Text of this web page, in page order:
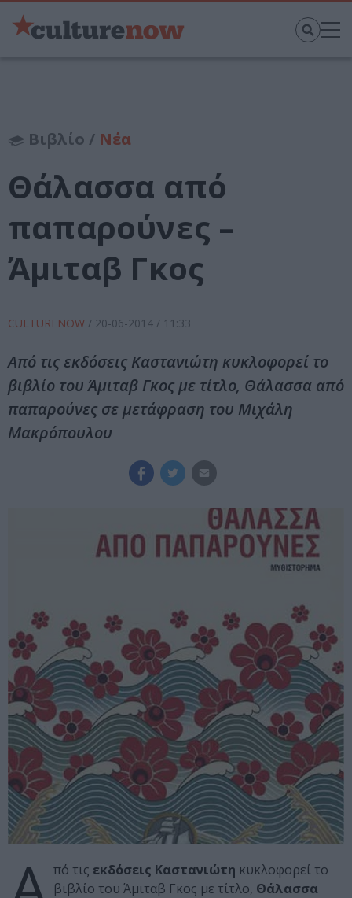
Βιβλίο / Νέα
Θάλασσα από
παπαρούνες –
Άμιταβ Γκος
CULTURENOW / 20-06-2014 / 11:33
Από τις εκδόσεις Καστανιώτη κυκλοφορεί το
βιβλίο του Άμιταβ Γκος με τίτλο, Θάλασσα από
παπαρούνες σε μετάφραση του Μιχάλη
Μακρόπουλου
πό τις εκδόσεις Καστανιώτη κυκλοφορεί το
βιβλίο του Άμιταβ Γκος με τίτλο, Θάλασσα